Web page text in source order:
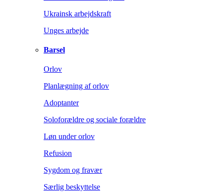
Ukrainsk arbejdskraft
Unges arbejde
Barsel
Orlov
Planlægning af orlov
Adoptanter
Soloforældre og sociale forældre
Løn under orlov
Refusion
Sygdom og fravær
Særlig beskyttelse